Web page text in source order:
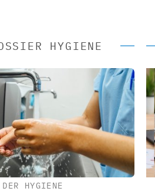
HYGIENE
HYGIENE
EASY SOFTWARE AG